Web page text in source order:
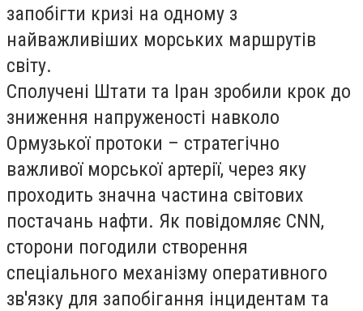
запобігти кризі на одному з
найважливіших морських маршрутів
світу.
Сполучені Штати та Іран зробили крок до
зниження напруженості навколо
Ормузької протоки – стратегічно
важливої морської артерії, через яку
проходить значна частина світових
постачань нафти. Як повідомляє CNN,
сторони погодили створення
спеціального механізму оперативного
зв'язку для запобігання інцидентам та